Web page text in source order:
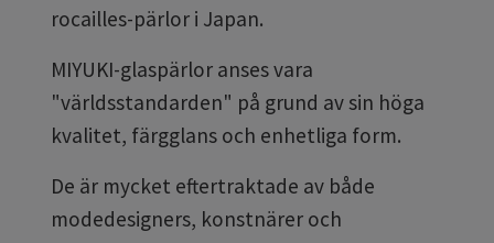
rocailles-pärlor i Japan.
MIYUKI-glaspärlor anses vara
"världsstandarden" på grund av sin höga
kvalitet, färgglans och enhetliga form.
De är mycket eftertraktade av både
modedesigners, konstnärer och